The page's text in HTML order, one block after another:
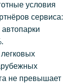
условия
сервиса:
не превышает